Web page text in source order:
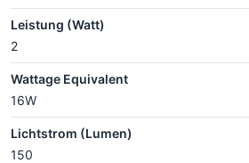
Leistung (Watt)
2
Wattage Equivalent
16W
Lichtstrom (Lumen)
150